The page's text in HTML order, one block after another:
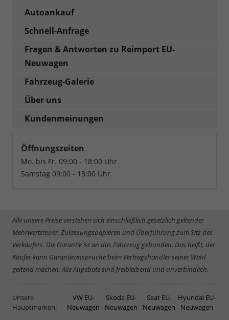
Autoankauf
Schnell-Anfrage
Fragen & Antworten zu Reimport EU-
Neuwagen
Fahrzeug-Galerie
Über uns
Kundenmeinungen
Öffnungszeiten
Mo. bis Fr. 09:00 - 18:00 Uhr
Samstag 09:00 - 13:00 Uhr
Alle unsere Preise verstehen sich einschließlich gesetzlich geltender
Mehrwertsteuer, Zulassungspapieren und Überführung zum Sitz des
Verkäufers. Die Garantie ist an das Fahrzeug gebunden. Das heißt, der
Käufer kann Garantieansprüche beim Vertragshändler seiner Wahl
geltend machen. Alle Angebote sind freibleibend und unverbindlich.
Unsere
Hauptmarken:
VW EU-
Neuwagen
Skoda EU-
Neuwagen
Seat EU-
Neuwagen
Hyundai EU-
Neuwagen